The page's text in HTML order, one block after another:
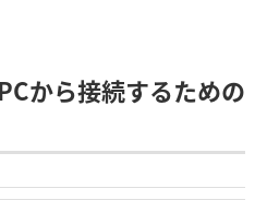
から接続するための